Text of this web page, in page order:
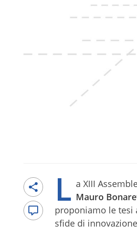
L a XIII
Mauro
proponiamo le tesi
sfide di